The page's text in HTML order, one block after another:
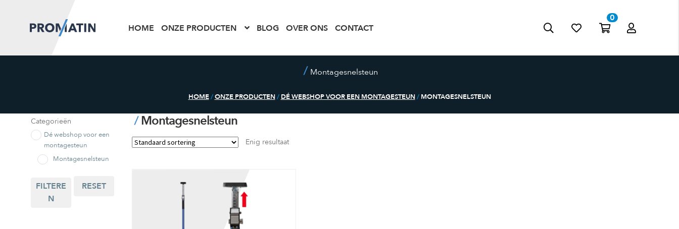
HOME ONZE PRODUCTEN BLOG OVER ONS CONTACT
0
Montagesnelsteun
HOME/ONZE PRODUCTEN/ DÉ WEBSHOP VOOR EEN MONTAGESTEUN/ MONTAGESNELSTEUN
Montagesnelsteun
Enig resultaat
Categorieën
Dé webshop voor een
montagesteun
Montagesnelsteun
FILTERE
N
RESET